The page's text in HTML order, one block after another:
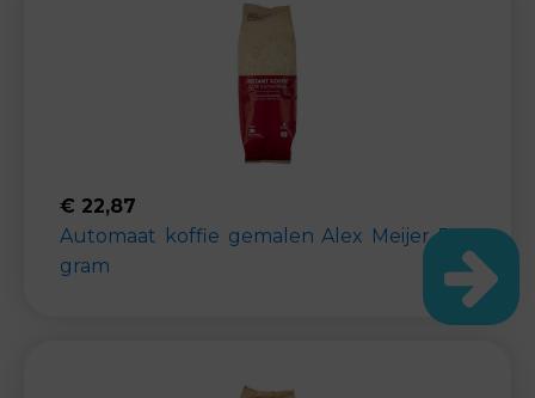
€ 22,87
Automaat koffie gemalen Alex Meijer 500
gram